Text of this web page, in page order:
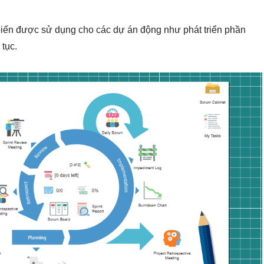
được sử dụng cho các dự án động như phát triển phần